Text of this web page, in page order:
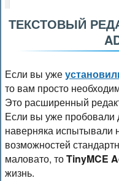
ТЕКСТОВЫЙ
Если вы уже
то вам просто
Это расширенный
Если вы уже пробовали
наверняка испытывали
возможностей
маловато, тоTinyMCE
жизнь.